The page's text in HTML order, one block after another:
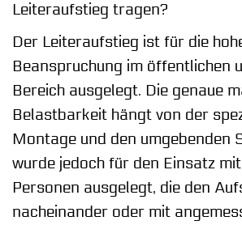
Leiteraufstieg tragen?
Der Leiteraufstieg ist für die
Beanspruchung im öffentlichen
Bereich ausgelegt. Die genaue
Belastbarkeit hängt von der
Montage und den umgebenden
wurde jedoch für den Einsatz
Personen ausgelegt, die den
nacheinander oder mit